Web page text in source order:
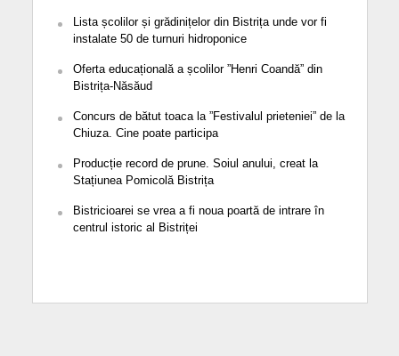
Lista școlilor și grădinițelor din Bistrița unde vor fi
instalate 50 de turnuri hidroponice
Oferta educațională a școlilor ”Henri Coandă” din
Bistrița-Năsăud
Concurs de bătut toaca la ”Festivalul prieteniei” de la
Chiuza. Cine poate participa
Producție record de prune. Soiul anului, creat la
Stațiunea Pomicolă Bistrița
Bistricioarei se vrea a fi noua poartă de intrare în
centrul istoric al Bistriței